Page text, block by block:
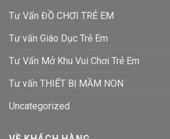
Tư Vấn ĐỒ CHƠI TRẺ EM
Tư vấn Giáo Dục Trẻ Em
Tư Vấn Mở Khu Vui Chơi Trẻ Em
Tư vấn THIẾT BỊ MẦM NON
Uncategorized